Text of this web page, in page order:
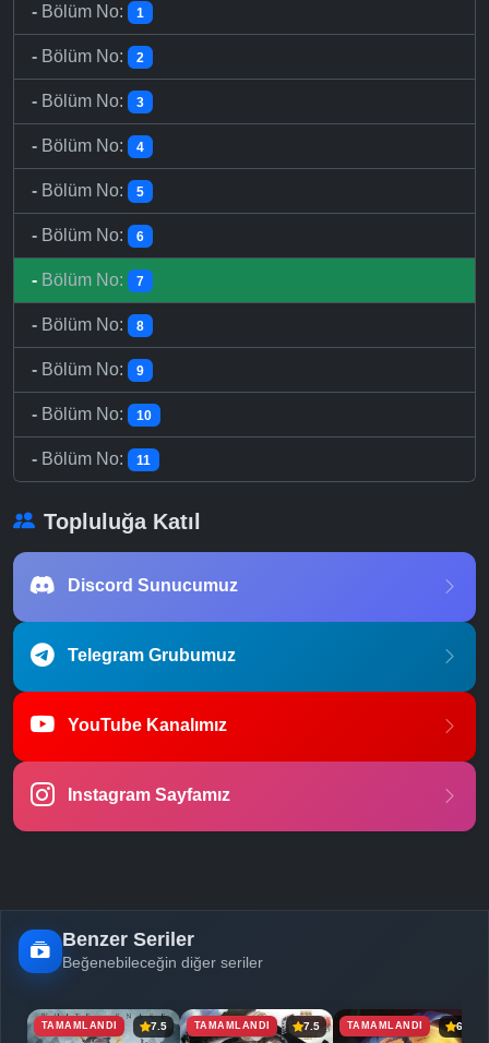
- Bölüm No: 1
- Bölüm No: 2
- Bölüm No: 3
- Bölüm No: 4
- Bölüm No: 5
- Bölüm No: 6
- Bölüm No: 7
- Bölüm No: 8
- Bölüm No: 9
- Bölüm No: 10
- Bölüm No: 11
Topluluğa Katıl
Discord Sunucumuz
Telegram Grubumuz
YouTube Kanalımız
Instagram Sayfamız
Benzer Seriler
Beğenebileceğin diğer seriler
TAMAMLANDI 7.5 TAMAMLANDI 7.5 TAMAMLANDI 6.5